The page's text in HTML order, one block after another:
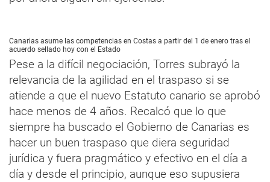
Canarias asume las competencias en Costas a partir del 1 de enero tras el
acuerdo sellado hoy con el Estado
Pese a la difícil negociación, Torres subrayó la
relevancia de la agilidad en el traspaso si se
atiende a que el nuevo Estatuto canario se aprobó
hace menos de 4 años. Recalcó que lo que
siempre ha buscado el Gobierno de Canarias es
hacer un buen traspaso que diera seguridad
jurídica y fuera pragmático y efectivo en el día a
día y desde el principio, aunque eso supusiera